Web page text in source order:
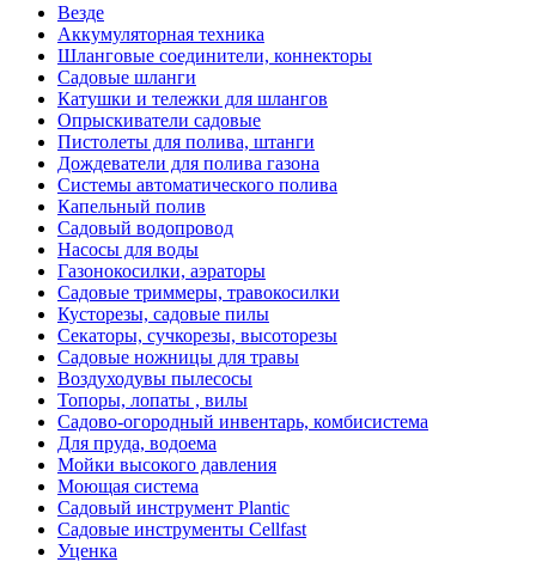
Везде
Аккумуляторная техника
Шланговые соединители, коннекторы
Садовые шланги
Катушки и тележки для шлангов
Опрыскиватели садовые
Пистолеты для полива, штанги
Дождеватели для полива газона
Системы автоматического полива
Капельный полив
Садовый водопровод
Насосы для воды
Газонокосилки, аэраторы
Садовые триммеры, травокосилки
Кусторезы, садовые пилы
Секаторы, сучкорезы, высоторезы
Садовые ножницы для травы
Воздуходувы пылесосы
Топоры, лопаты , вилы
Садово-огородный инвентарь, комбисистема
Для пруда, водоема
Мойки высокого давления
Моющая система
Садовый инструмент Plantic
Садовые инструменты Cellfast
Уценка